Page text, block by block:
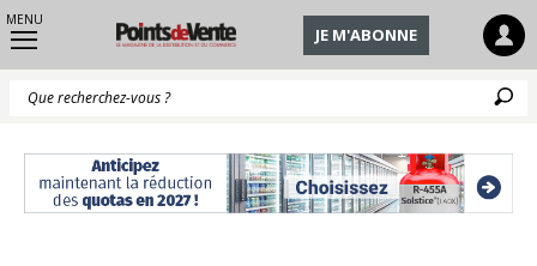
MENU
JE M'ABONNE